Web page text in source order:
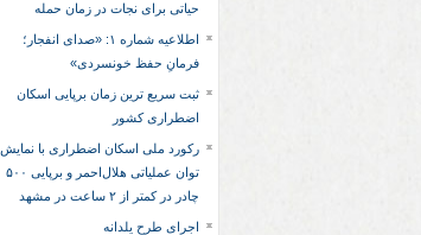
حیاتی برای نجات در زمان حمله
اطلاعیه شماره ۱: «صدای انفجار؛
فرمانِ حفظ خونسردی»
ثبت سریع‌ ترین زمان برپایی اسکان
اضطراری کشور
رکورد ملی اسکان اضطراری با نمایش
توان عملیاتی هلال‌احمر و برپایی ۵۰۰
چادر در کمتر از ۲ ساعت در مشهد
اجرای طرح یلدانه